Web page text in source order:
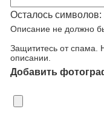
Осталось символов:
Описание не должно
Защититесь от спама.
описании.
Добавить